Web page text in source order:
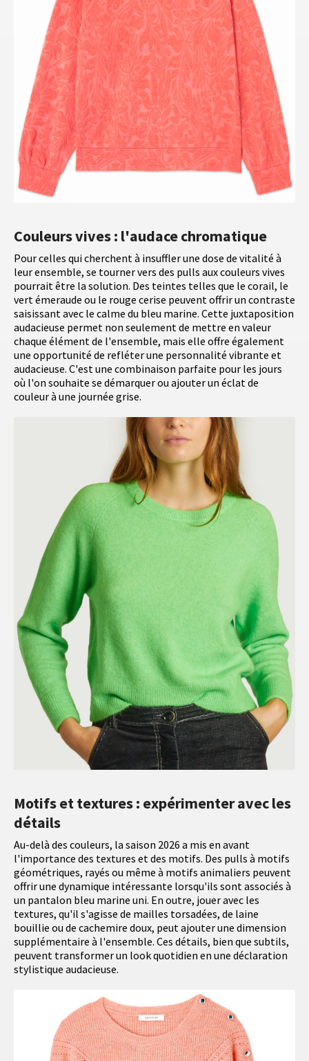
Couleurs vives : l'audace chromatique
Pour celles qui cherchent à insuffler une dose de vitalité à
leur ensemble, se tourner vers des pulls aux couleurs vives
pourrait être la solution. Des teintes telles que le corail, le
vert émeraude ou le rouge cerise peuvent offrir un contraste
saisissant avec le calme du bleu marine. Cette juxtaposition
audacieuse permet non seulement de mettre en valeur
chaque élément de l'ensemble, mais elle offre également
une opportunité de refléter une personnalité vibrante et
audacieuse. C'est une combinaison parfaite pour les jours
où l'on souhaite se démarquer ou ajouter un éclat de
couleur à une journée grise.
Motifs et textures : expérimenter avec les
détails
Au-delà des couleurs, la saison 2026 a mis en avant
l'importance des textures et des motifs. Des pulls à motifs
géométriques, rayés ou même à motifs animaliers peuvent
offrir une dynamique intéressante lorsqu'ils sont associés à
un pantalon bleu marine uni. En outre, jouer avec les
textures, qu'il s'agisse de mailles torsadées, de laine
bouillie ou de cachemire doux, peut ajouter une dimension
supplémentaire à l'ensemble. Ces détails, bien que subtils,
peuvent transformer un look quotidien en une déclaration
stylistique audacieuse.